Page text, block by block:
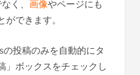
く、 画像やページにも
できます。
の投稿のみを自動的にタ
」ボックスをチェックし